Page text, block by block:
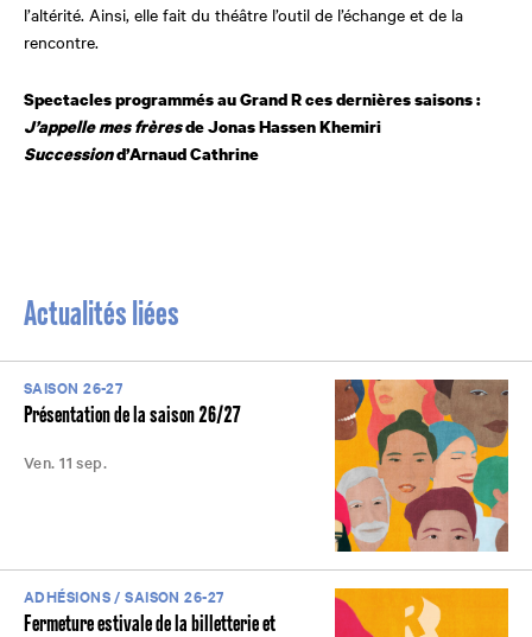
l’altérité. Ainsi, elle fait du théâtre l’outil de l’échange et de la
rencontre.
Spectacles programmés au Grand R ces dernières saisons :
J’appelle mes frèresde Jonas Hassen Khemiri
Successiond’Arnaud Cathrine
Actualités liées
SAISON 26-27
Présentation de la saison 26/27
Ven. 11 sep.
ADHÉSIONS / SAISON 26-27
Fermeture estivale de la billetterie et